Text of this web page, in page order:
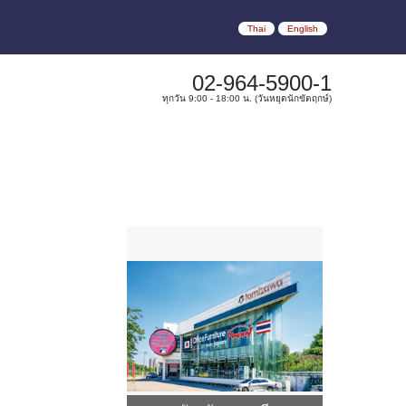
Thai English
02-964-5900-1
ทุกวัน 9:00 - 18:00 น. (วันหยุดนักขัตฤกษ์)